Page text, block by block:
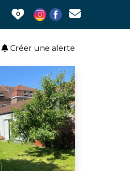
0
Créer une alerte